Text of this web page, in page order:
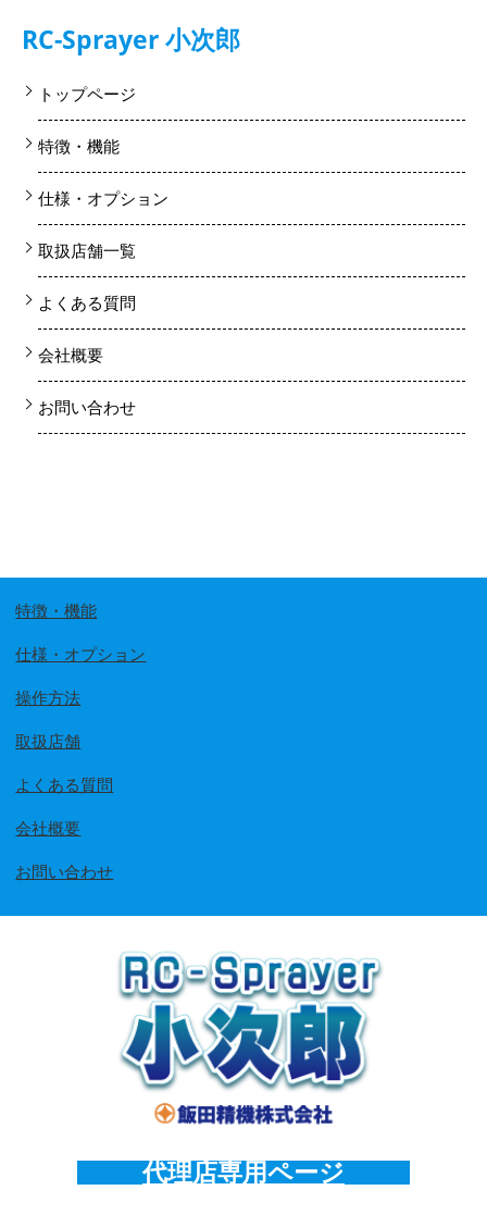
RC-Sprayer 小次郎
トップページ
特徴・機能
仕様・オプション
取扱店舗一覧
よくある質問
会社概要
お問い合わせ